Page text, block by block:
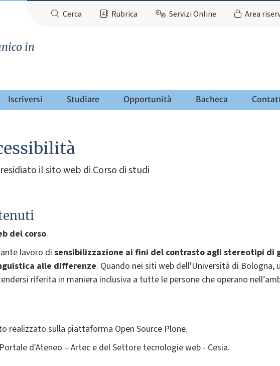
Cerca Rubrica Servizi Online Area
in
Iscriversi Studiare Opportunità Bacheca
il sito web di Corso di studi
del corso.
lavoro di sensibilizzazione ai fini del contrasto agli stereotipi di
alle differenze. Quando nei siti web dell'Università di Bologna,
riferita in maniera inclusiva a tutte le persone che operano
realizzato sulla piattaforma Open Source Plone.
d'Ateneo – Artec e del Settore tecnologie web - Cesia.